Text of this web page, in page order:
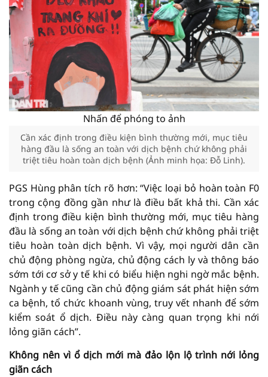
Nhấn để phóng to ảnh
Cần xác định trong điều kiện bình thường mới, mục tiêu
hàng đầu là sống an toàn với dịch bệnh chứ không phải
triệt tiêu hoàn toàn dịch bệnh (Ảnh minh họa: Đỗ Linh).
PGS Hùng phân tích rõ hơn: “Việc loại bỏ hoàn toàn F0
trong cộng đồng gần như là điều bất khả thi. Cần xác
định trong điều kiện bình thường mới, mục tiêu hàng
đầu là sống an toàn với dịch bệnh chứ không phải triệt
tiêu hoàn toàn dịch bệnh. Vì vậy, mọi người dân cần
chủ động phòng ngừa, chủ động cách ly và thông báo
sớm tới cơ sở y tế khi có biểu hiện nghi ngờ mắc bệnh.
Ngành y tế cũng cần chủ động giám sát phát hiện sớm
ca bệnh, tổ chức khoanh vùng, truy vết nhanh để sớm
kiểm soát ổ dịch. Điều này càng quan trọng khi nới
lỏng giãn cách”.
Không nên vì ổ dịch mới mà đảo lộn lộ trình nới lỏng
giãn cách